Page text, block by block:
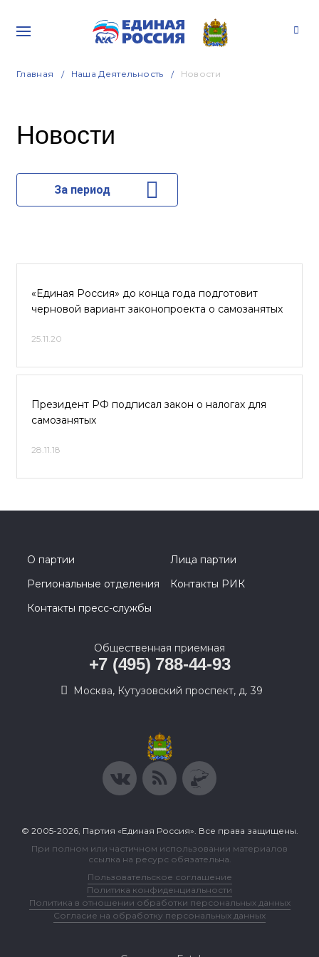
Главная Наша Деятельность Новости
Новости
За период
«Единая Россия» до конца года подготовит
черновой вариант законопроекта о самозанятых
25.11.20
Президент РФ подписал закон о налогах для
самозанятых
28.11.18
О партии
Лица партии
Региональные отделения
Контакты РИК
Контакты пресс-службы
Общественная приемная
+7 (495) 788-44-93
Москва, Кутузовский проспект, д. 39
© 2005-2026, Партия «Единая Россия». Все права защищены.
При полном или частичном использовании материалов
ссылка на ресурс обязательна.
Пользовательское соглашение
Политика конфиденциальности
Политика в отношении обработки персональных данных
Согласие на обработку персональных данных